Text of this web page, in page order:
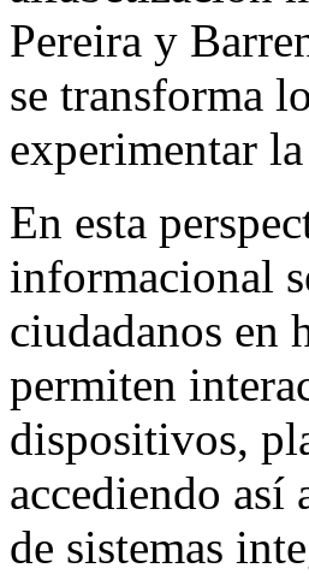
Pereira y
se transforma
experimentar
En esta
informacional
ciudadanos en
permiten
dispositivos,
accediendo
de sistemas